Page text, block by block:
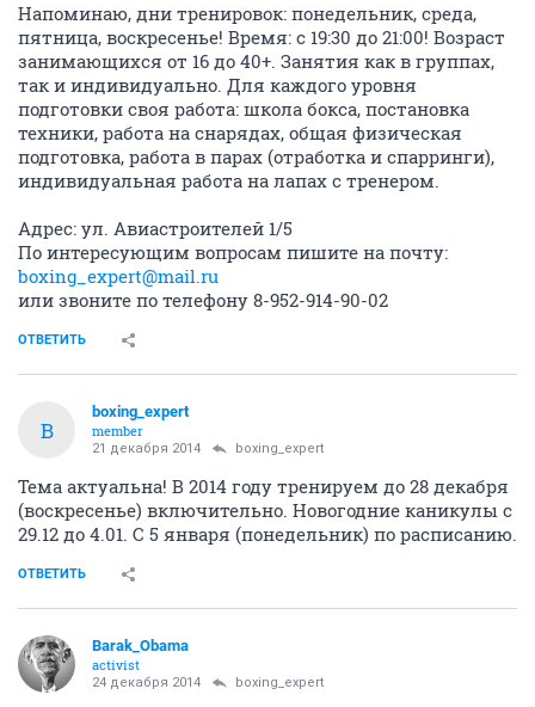
Напоминаю, дни тренировок: понедельник, среда,
пятница, воскресенье! Время: с 19:30 до 21:00! Возраст
занимающихся от 16 до 40+. Занятия как в группах,
так и индивидуально. Для каждого уровня
подготовки своя работа: школа бокса, постановка
техники, работа на снарядах, общая физическая
подготовка, работа в парах (отработка и спарринги),
индивидуальная работа на лапах с тренером.
Адрес: ул. Авиастроителей 1/5
По интересующим вопросам пишите на почту:
boxing_expert@mail.ru
или звоните по телефону 8-952-914-90-02
ОТВЕТИТЬ
B
boxing_expert
member
21 декабря 2014 boxing_expert
Тема актуальна! В 2014 году тренируем до 28 декабря
(воскресенье) включительно. Новогодние каникулы с
29.12 до 4.01. С 5 января (понедельник) по расписанию.
ОТВЕТИТЬ
Barak_Obama
activist
24 декабря 2014 boxing_expert